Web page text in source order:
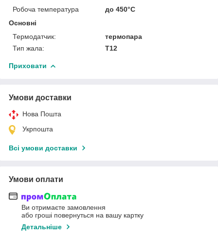
Робоча температура
до 450°C
Основні
Термодатчик:
термопара
Тип жала:
T12
Приховати
Умови доставки
Нова Пошта
Укрпошта
Всі умови доставки
Умови оплати
Ви отримаєте замовлення
або гроші повернуться на вашу картку
Детальніше